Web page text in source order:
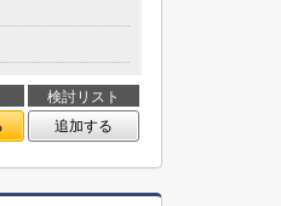
検討リスト
追加する